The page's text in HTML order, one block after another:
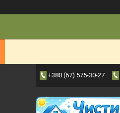
+380 (67) 575-30-27